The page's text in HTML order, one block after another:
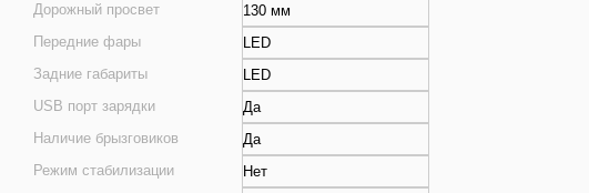
Дорожный просвет
130 мм
Передние фары
LED
Задние габариты
LED
USB порт зарядки
Да
Наличие брызговиков
Да
Режим стабилизации
Нет